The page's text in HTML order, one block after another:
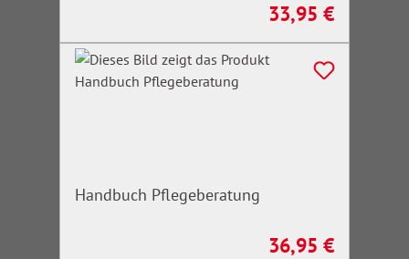
Regulärer Preis:
33,95 €
Handbuch Pflegeberatung
Regulärer Preis:
36,95 €